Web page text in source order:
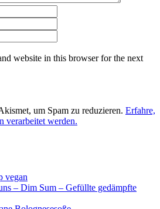
website in this browser for the next
um Spam zu reduzieren. Erfahre,
verarbeitet werden.
vegan
– Dim Sum – Gefüllte gedämpfte